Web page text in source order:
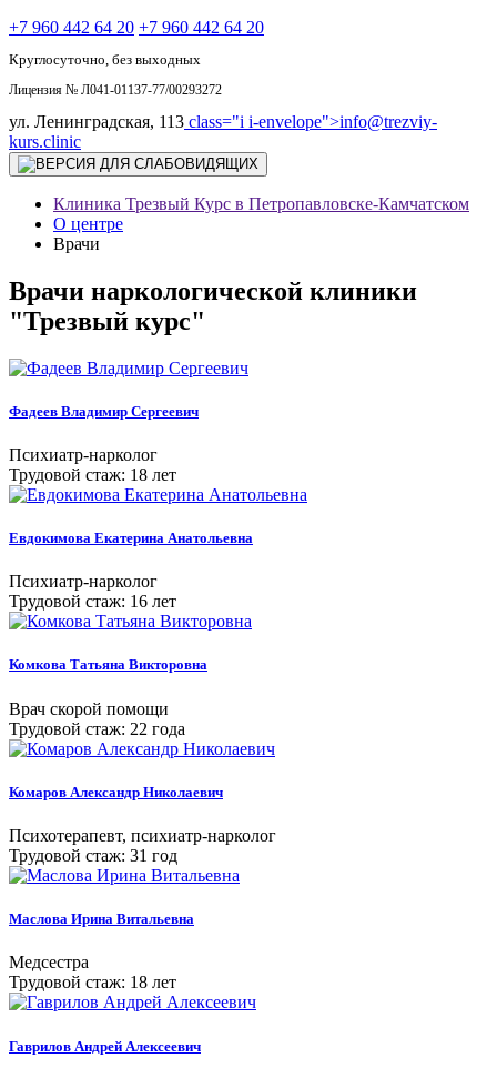
+7 960 442 64 20 +7 960 442 64 20
Круглосуточно, без выходных
Лицензия № Л041-01137-77/00293272
ул. Ленинградская, 113 class="i i-envelope">info@trezviy-
kurs.clinic
Клиника Трезвый Курс в Петропавловске-Камчатском
О центре
Врачи
Врачи наркологической клиники
"Трезвый курс"
Фадеев Владимир Сергеевич
Психиатр-нарколог
Трудовой стаж: 18 лет
Евдокимова Екатерина Анатольевна
Психиатр-нарколог
Трудовой стаж: 16 лет
Комкова Татьяна Викторовна
Врач скорой помощи
Трудовой стаж: 22 года
Комаров Александр Николаевич
Психотерапевт, психиатр-нарколог
Трудовой стаж: 31 год
Маслова Ирина Витальевна
Медсестра
Трудовой стаж: 18 лет
Гаврилов Андрей Алексеевич